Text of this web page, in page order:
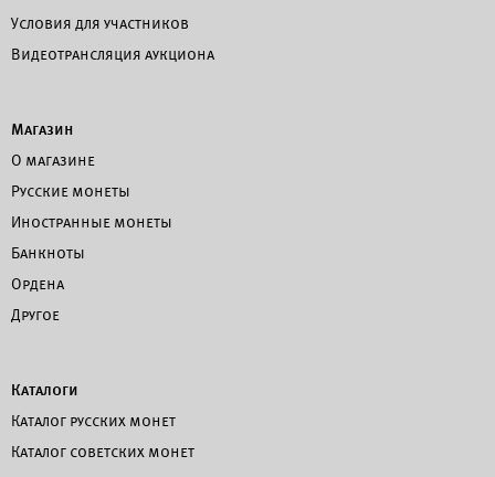
Условия для участников
Видеотрансляция аукциона
Магазин
О магазине
Русские монеты
Иностранные монеты
Банкноты
Ордена
Другое
Каталоги
Каталог русских монет
Каталог советских монет